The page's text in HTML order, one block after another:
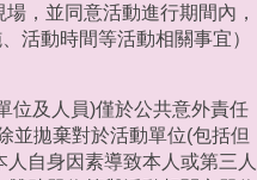
，並同意活動進行期間內，
活動時間等活動相關事宜）
位及人員)僅於公共意外責任
並拋棄對於活動單位(包括但
自身因素導致本人或第三人